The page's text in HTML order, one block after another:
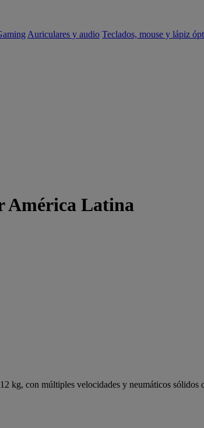
Auriculares y audio Teclados, mouse y lápiz
América Latina
kg, con múltiples velocidades y neumáticos sólidos